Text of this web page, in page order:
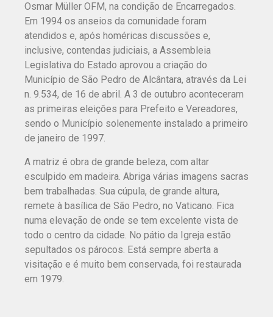
Osmar Müller OFM, na condição de Encarregados.
Em 1994 os anseios da comunidade foram
atendidos e, após homéricas discussões e,
inclusive, contendas judiciais, a Assembleia
Legislativa do Estado aprovou a criação do
Município de São Pedro de Alcântara, através da Lei
n. 9.534, de 16 de abril. A 3 de outubro aconteceram
as primeiras eleições para Prefeito e Vereadores,
sendo o Município solenemente instalado a primeiro
de janeiro de 1997.
A matriz é obra de grande beleza, com altar
esculpido em madeira. Abriga várias imagens sacras
bem trabalhadas. Sua cúpula, de grande altura,
remete à basílica de São Pedro, no Vaticano. Fica
numa elevação de onde se tem excelente vista de
todo o centro da cidade. No pátio da Igreja estão
sepultados os párocos. Está sempre aberta a
visitação e é muito bem conservada, foi restaurada
em 1979.